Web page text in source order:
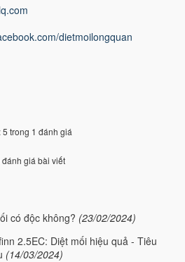
dietmoilongquan
trong 1 đánh giá
giá bài viết
có độc không? (23/02/2024)
2.5EC: Diệt mối hiệu quả - Tiêu
(14/03/2024)